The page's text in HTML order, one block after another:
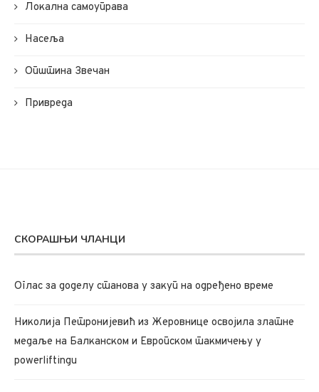
Локална самоуправа
Насеља
Општина Звечан
Привреда
СКОРАШЊИ ЧЛАНЦИ
Oглас за доделу станова у закуп на одређено време
Николија Петронијевић из Жеровнице освојила златне
медаље на Балканском и Европском такмичењу у
powerliftingu